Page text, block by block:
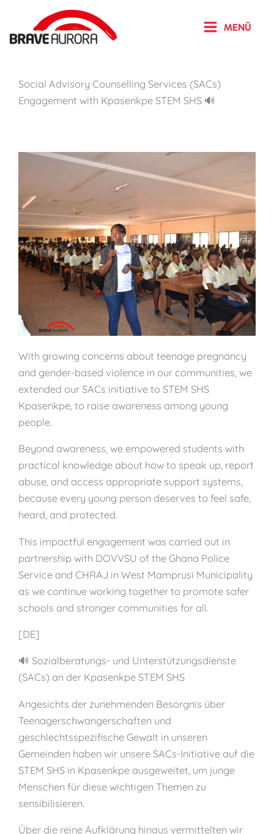
springen
MENÜ
Social Advisory Counselling Services (SACs)
Engagement with Kpasenkpe STEM SHS 🔊
With growing concerns about teenage pregnancy
and gender-based violence in our communities, we
extended our SACs initiative to STEM SHS
Kpasenkpe, to raise awareness among young
people.
Beyond awareness, we empowered students with
practical knowledge about how to speak up, report
abuse, and access appropriate support systems,
because every young person deserves to feel safe,
heard, and protected.
This impactful engagement was carried out in
partnership with DOVVSU of the Ghana Police
Service and CHRAJ in West Mamprusi Municipality
as we continue working together to promote safer
schools and stronger communities for all.
[DE]
🔊 Sozialberatungs- und Unterstützungsdienste
(SACs) an der Kpasenkpe STEM SHS
Angesichts der zunehmenden Besorgnis über
Teenagerschwangerschaften und
geschlechtsspezifische Gewalt in unseren
Gemeinden haben wir unsere SACs-Initiative auf die
STEM SHS in Kpasenkpe ausgeweitet, um junge
Menschen für diese wichtigen Themen zu
sensibilisieren.
Über die reine Aufklärung hinaus vermittelten wir